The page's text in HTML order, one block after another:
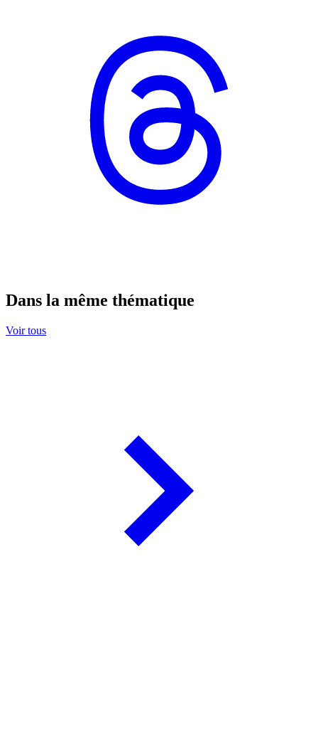
Dans la même thématique
Voir tous